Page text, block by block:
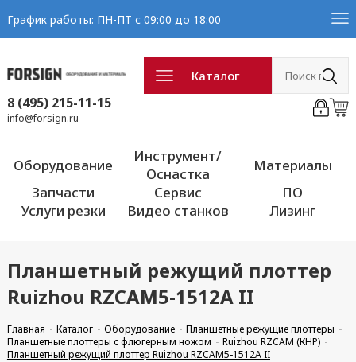
График работы: ПН-ПТ с 09:00 до 18:00
Каталог
8 (495) 215-11-15
info@forsign.ru
Оборудование
Инструмент/
Оснастка
Материалы
Запчасти
Сервис
ПО
Услуги резки
Видео станков Лизинг
Планшетный режущий плоттер
Ruizhou RZCAM5-1512A II
Главная Каталог Оборудование
Планшетные режущие плоттеры
Планшетные плоттеры с флюгерным ножом
Ruizhou RZCAM (КНР)
Планшетный режущий плоттер Ruizhou RZCAM5-1512A II